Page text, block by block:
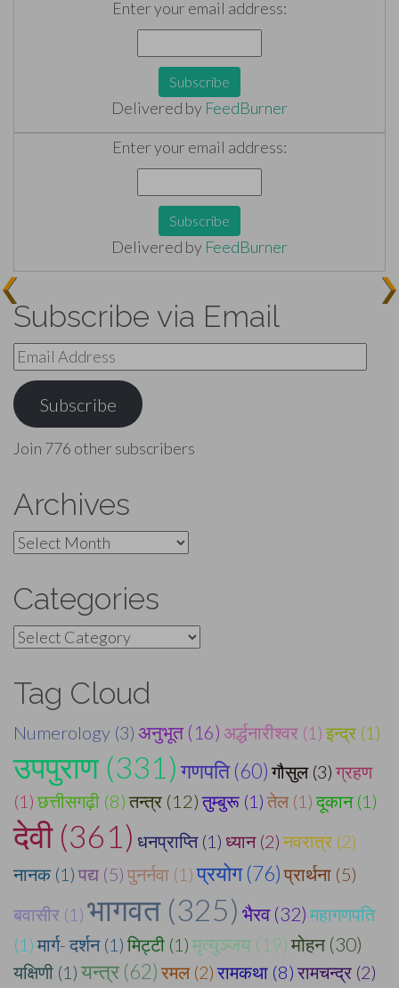
Enter your email address:
Delivered by FeedBurner
Enter your email address:
Delivered by FeedBurner
Subscribe via Email
Email
Address
Subscribe
Join 776 other subscribers
Archives
Archives
Categories
Categories
Tag Cloud
Numerology (3) अनुभूत (16) अर्द्धनारीश्वर (1) इन्द्र (1)
उपपुराण (331) गणपति (60) गौसुल (3) ग्रहण
(1) छत्तीसगढ़ी (8) तन्त्र (12) तुम्बुरू (1) तेल (1) दूकान (1)
देवी (361) धनप्राप्ति (1) ध्यान (2) नवरात्र (2)
नानक (1) पद्य (5) पुनर्नवा (1) प्रयोग (76) प्रार्थना (5)
बवासीर (1) भागवत (325) भैरव (32) महागणपति
(1) मार्ग- दर्शन (1) मिट्टी (1) मृत्युञ्जय (19) मोहन (30)
यक्षिणी (1) यन्त्र (62) रमल (2) रामकथा (8) रामचन्द्र (2)